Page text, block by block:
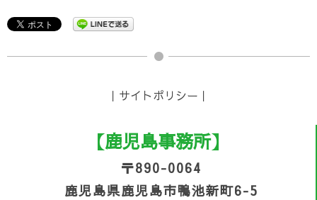
｜ サイトポリシー ｜
【鹿児島事務所】
〒890-0064
鹿児島県鹿児島市鴨池新町6-5